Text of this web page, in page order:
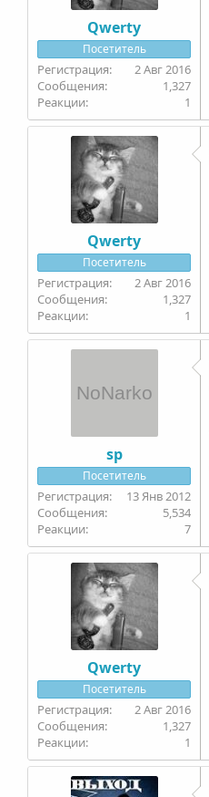
Qwerty
Посетитель
2 Авг 2016
1,327
1
Qwerty
Посетитель
2 Авг 2016
1,327
1
sp
Посетитель
13 Янв 2012
5,534
7
Qwerty
Посетитель
2 Авг 2016
1,327
1